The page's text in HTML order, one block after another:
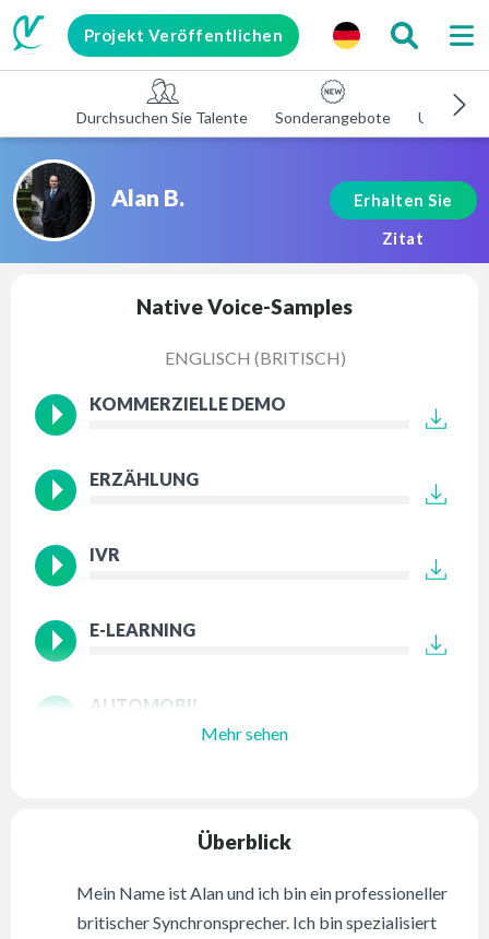
Projekt Veröffentlichen
Durchsuchen Sie Talente Sonderangebote
Alan B.
Erhalten Sie
Zitat
Native Voice-Samples
ENGLISCH (BRITISCH)
KOMMERZIELLE DEMO
ERZÄHLUNG
IVR
E-LEARNING
AUTOMOBIL
Mehr sehen
Überblick
Mein Name ist Alan und ich bin ein professioneller
britischer Synchronsprecher. Ich bin spezialisiert